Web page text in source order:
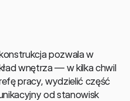
pozwala w
wnętrza — w kilka chwil
pracy, wydzielić część
od stanowisk